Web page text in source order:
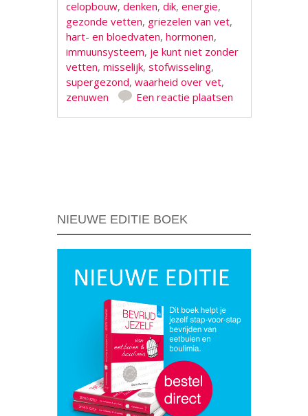
celopbouw,denken,dik,energie,
gezonde vetten, griezelen van vet,
hart- en bloedvaten,hormonen,
immuunsysteem, je kunt niet zonder
vetten,misselijk,stofwisseling,
supergezond,waarheid over vet,
zenuwen
Een reactie plaatsen
NIEUWE EDITIE BOEK